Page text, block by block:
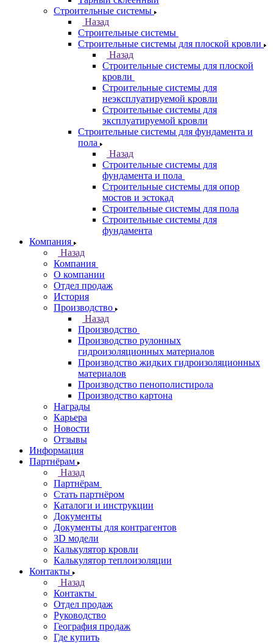
Строительные системы
Назад
Строительные системы
Строительные системы для плоской кровли
Назад
Строительные системы для плоской
кровли
Строительные системы для
неэксплуатируемой кровли
Строительные системы для
эксплуатируемой кровли
Строительные системы для фундамента и
пола
Назад
Строительные системы для
фундамента и пола
Строительные системы для опор
мостов и эстокад
Строительные системы для пола
Строительные системы для
фундамента
Компания
Назад
Компания
О компании
Отдел продаж
История
Производство
Назад
Производство
Производство рулонных
гидроизоляционных материалов
Производство жидких гидроизоляционных
материалов
Производство пенополистирола
Производство картона
Награды
Карьера
Новости
Отзывы
Информация
Партнёрам
Назад
Партнёрам
Стать партнёром
Каталоги и инструкции
Документы
Документы для контрагентов
3D модели
Калькулятор кровли
Калькулятор теплоизоляции
Контакты
Назад
Контакты
Отдел продаж
Руководство
География продаж
Где купить